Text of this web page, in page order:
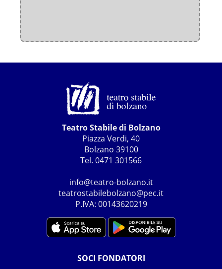
Teatro Stabile di Bolzano
Piazza Verdi, 40
Bolzano 39100
Tel. 0471 301566
info@teatro-bolzano.it
teatrostabilebolzano@pec.it
P.IVA: 00143620219
SOCI FONDATORI